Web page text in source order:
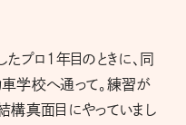
プロ1年目のときに、同
学校へ通って。練習が
構真面目にやっていまし